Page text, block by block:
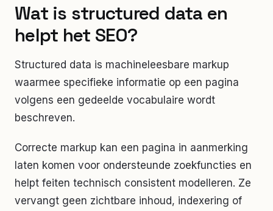
Wat is structured data en
helpt het SEO?
Structured data is machineleesbare markup
waarmee specifieke informatie op een pagina
volgens een gedeelde vocabulaire wordt
beschreven.
Correcte markup kan een pagina in aanmerking
laten komen voor ondersteunde zoekfuncties en
helpt feiten technisch consistent modelleren. Ze
vervangt geen zichtbare inhoud, indexering of